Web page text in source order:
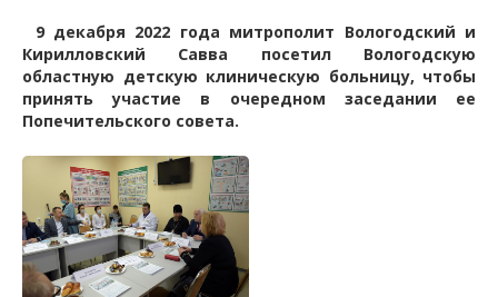
9 декабря 2022 года митрополит Вологодский и
Кирилловский Савва посетил Вологодскую
областную детскую клиническую больницу, чтобы
принять участие в очередном заседании ее
Попечительского совета.